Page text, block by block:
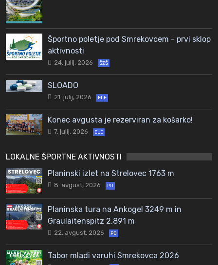
Športno poletje pod Smrekovcem - prvi sklop
aktivnosti
24. julij, 2026 ŠZŠ
SLOADO
21. julij, 2026 ELE
Konec avgusta je rezerviran za košarko!
7. julij, 2026 ELE
LOKALNE ŠPORTNE AKTIVNOSTI
Planinski izlet na Strelovec 1763 m
8. avgust, 2026 PD
Planinska tura na Ankogel 3249 m in
Graulaitenspitz 2.891 m
22. avgust, 2026 PD
Tabor mladi varuhi Smrekovca 2026